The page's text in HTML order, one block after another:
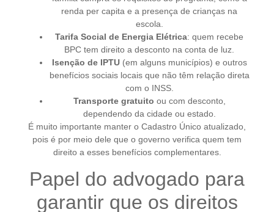
renda per capita e a presença de crianças na
escola.
Tarifa Social de Energia Elétrica: quem recebe
BPC tem direito a desconto na conta de luz.
Isenção de IPTU(em alguns municípios) e outros
benefícios sociais locais que não têm relação direta
com o INSS.
Transporte gratuito ou com desconto,
dependendo da cidade ou estado.
É muito importante manter o Cadastro Único atualizado,
pois é por meio dele que o governo verifica quem tem
direito a esses benefícios complementares.
Papel do advogado para
garantir que os direitos